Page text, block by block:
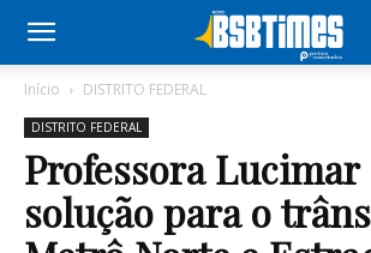
Início DISTRITO FEDERAL
DISTRITO FEDERAL
Professora Lucimar
solução para o